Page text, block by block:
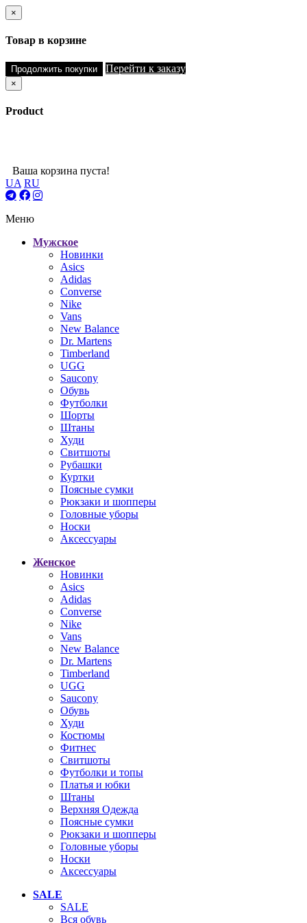
×
Товар в корзине
Продолжить покупки Перейти к заказу
×
Product
Ваша корзина пуста!
UA RU
Меню
Мужское
Новинки
Asics
Adidas
Converse
Nike
Vans
New Balance
Dr. Martens
Timberland
UGG
Saucony
Обувь
Футболки
Шорты
Штаны
Худи
Свитшоты
Рубашки
Куртки
Поясные сумки
Рюкзаки и шопперы
Головные уборы
Носки
Аксессуары
Женское
Новинки
Asics
Adidas
Converse
Nike
Vans
New Balance
Dr. Martens
Timberland
UGG
Saucony
Обувь
Худи
Костюмы
Фитнес
Свитшоты
Футболки и топы
Платья и юбки
Штаны
Верхняя Одежда
Поясные сумки
Рюкзаки и шопперы
Головные уборы
Носки
Аксессуары
SALE
SALE
Вся обувь